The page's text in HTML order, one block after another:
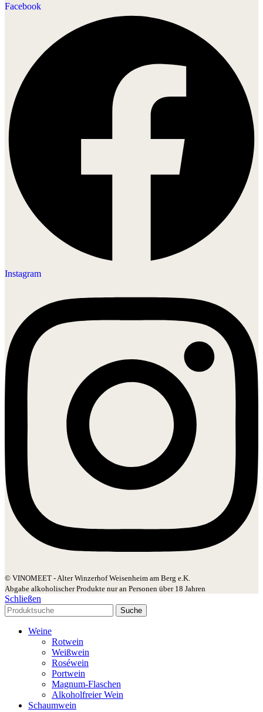
Facebook
Instagram
© VINOMEET - Alter Winzerhof Weisenheim am Berg e.K.
Abgabe alkoholischer Produkte nur an Personen über 18 Jahren
Schließen
Suche
Weine
Rotwein
Weißwein
Roséwein
Portwein
Magnum-Flaschen
Alkoholfreier Wein
Schaumwein